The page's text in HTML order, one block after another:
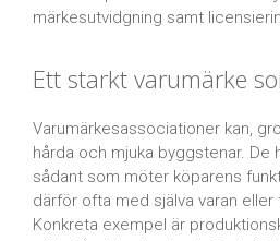
märkesutvidgning samt
Ett starkt varumärke
Varumärkesassociationer kan,
hårda och mjuka byggstenar. De
sådant som möter köparens
därför ofta med själva varan eller
Konkreta exempel är